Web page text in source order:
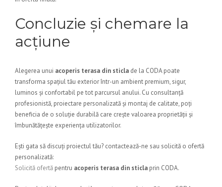
Concluzie și chemare la
acțiune
Alegerea unui acoperis terasa din sticla de la CODA poate
transforma spațiul tău exterior într-un ambient premium, sigur,
luminos și confortabil pe tot parcursul anului. Cu consultanță
profesionistă, proiectare personalizată și montaj de calitate, poți
beneficia de o soluție durabilă care crește valoarea proprietății și
îmbunătățește experiența utilizatorilor.
Ești gata să discuți proiectul tău? contactează-ne sau solicită o ofertă
personalizată:
Solicită ofertă pentru acoperis terasa din sticla prin CODA.